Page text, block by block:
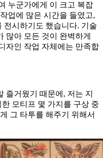
누군가에게 이 크고 복잡
업에 많은 시간을 들였고,
전시하기도 했습니다. 기술
많아 모든 것이 완벽하게
자인 작업 자체에는 만족합
즐거웠기 때문에, 저는 지
모티프 몇 가지를 구상 중
그 타투를 해주기 위해서